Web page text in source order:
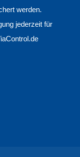
werden.
jederzeit für